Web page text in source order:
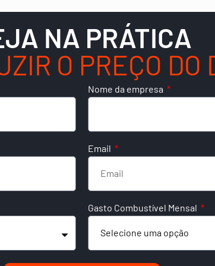
NA PRÁTICA
O PREÇO DO
Nome da empresa
Email
Gasto Combustível Mensal